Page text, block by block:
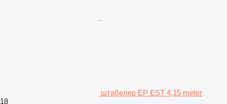
штабелер EP EST 4,15 meter
18